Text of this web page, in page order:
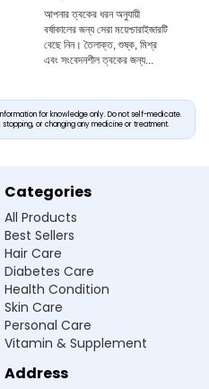
আপনার ত্বকের ধরন অনুযায়ী
বর্ষাকালের জন্য সেরা ময়েশ্চারাইজারটি
বেছে নিন। তৈলাক্ত, শুষ্ক, মিশ্র
এবং সংবেদনশীল ত্বকের জন্য...
for knowledge only. Do not self-medicate.
or changing any medicine or treatment.
Categories
All Products
Best Sellers
Hair Care
Diabetes Care
Health Condition
Skin Care
Personal Care
Vitamin & Supplement
Address